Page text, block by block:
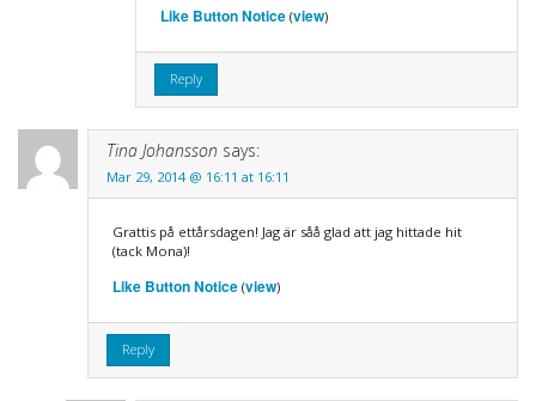
Like Button Notice(view)
Reply
Tina Johansson says:
Mar 29, 2014 @ 16:11 at 16:11
Grattis på ettårsdagen! Jag är såå glad att jag hittade hit
(tack Mona)!
Like Button Notice(view)
Reply